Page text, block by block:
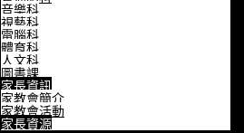
音樂科
視藝科
電腦科
體育科
人文科
圖書課
家長資訊
家教會簡介
家教會活動
家長資源